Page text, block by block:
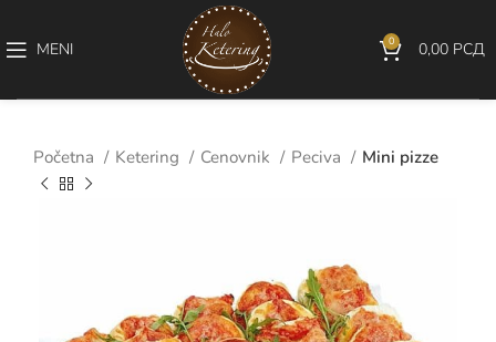
MENI 0 0,00 РСД
Početna Ketering Cenovnik Peciva Mini pizze